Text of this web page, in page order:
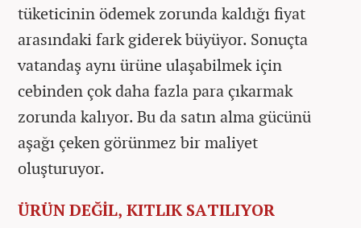
tüketicinin ödemek zorunda kaldığı fiyat
arasındaki fark giderek büyüyor. Sonuçta
vatandaş aynı ürüne ulaşabilmek için
cebinden çok daha fazla para çıkarmak
zorunda kalıyor. Bu da satın alma gücünü
aşağı çeken görünmez bir maliyet
oluşturuyor.
ÜRÜN DEĞİL, KITLIK SATILIYOR